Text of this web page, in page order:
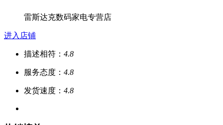
雷斯达克数码家电专营店
进入店铺
描述相符： 4.8
服务态度： 4.8
发货速度： 4.8